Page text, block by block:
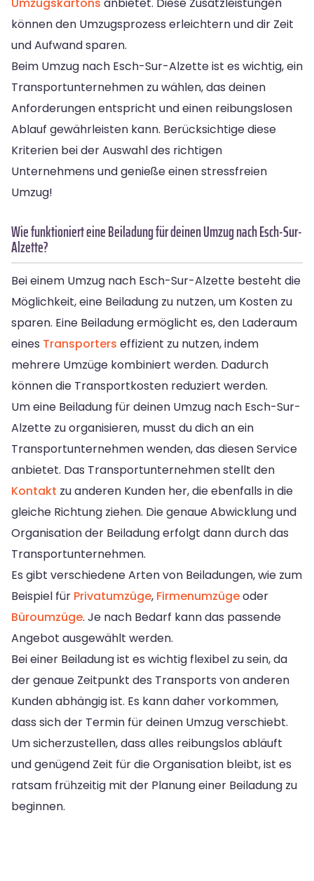
können den Umzugsprozess erleichtern und dir Zeit
und Aufwand sparen.
Beim Umzug nach Esch-Sur-Alzette ist es wichtig, ein
Transportunternehmen zu wählen, das deinen
Anforderungen entspricht und einen reibungslosen
Ablauf gewährleisten kann. Berücksichtige diese
Kriterien bei der Auswahl des richtigen
Unternehmens und genieße einen stressfreien
Umzug!
Wie funktioniert eine Beiladung für deinen Umzug nach Esch-Sur-
Alzette?
Bei einem Umzug nach Esch-Sur-Alzette besteht die
Möglichkeit, eine Beiladung zu nutzen, um Kosten zu
sparen. Eine Beiladung ermöglicht es, den Laderaum
eines Transporters effizient zu nutzen, indem
mehrere Umzüge kombiniert werden. Dadurch
können die Transportkosten reduziert werden.
Um eine Beiladung für deinen Umzug nach Esch-Sur-
Alzette zu organisieren, musst du dich an ein
Transportunternehmen wenden, das diesen Service
anbietet. Das Transportunternehmen stellt den
Kontakt zu anderen Kunden her, die ebenfalls in die
gleiche Richtung ziehen. Die genaue Abwicklung und
Organisation der Beiladung erfolgt dann durch das
Transportunternehmen.
Es gibt verschiedene Arten von Beiladungen, wie zum
Beispiel für Privatumzüge, Firmenumzügeoder
Büroumzüge. Je nach Bedarf kann das passende
Angebot ausgewählt werden.
Bei einer Beiladung ist es wichtig flexibel zu sein, da
der genaue Zeitpunkt des Transports von anderen
Kunden abhängig ist. Es kann daher vorkommen,
dass sich der Termin für deinen Umzug verschiebt.
Um sicherzustellen, dass alles reibungslos abläuft
und genügend Zeit für die Organisation bleibt, ist es
ratsam frühzeitig mit der Planung einer Beiladung zu
beginnen.